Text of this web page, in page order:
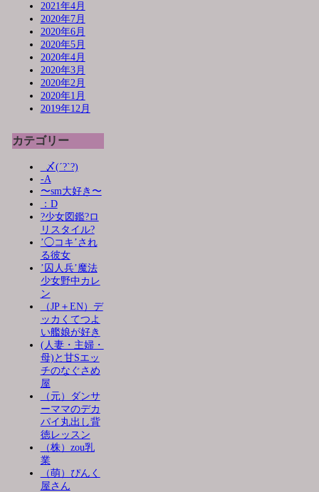
2021年4月
2020年7月
2020年6月
2020年5月
2020年4月
2020年3月
2020年2月
2020年1月
2019年12月
カテゴリー
_〆(´?`?)
-A
〜sm大好き〜
：D
?少女図鑑?ロ
リスタイル?
’◯コキ’され
る彼女
’囚人兵’魔法
少女野中カレ
ン
（JP＋EN）デ
ッカくてつよ
い艦娘が好き
(人妻・主婦・
母)と甘Sエッ
チのなぐさめ
屋
（元）ダンサ
ーママのデカ
パイ丸出し背
徳レッスン
（株）zou乳
業
（萌）ぴんく
屋さん